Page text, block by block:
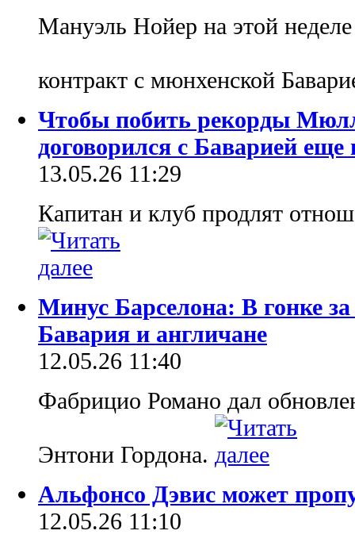
Мануэль Нойер на этой
контракт с мюнхенской
Чтобы побить рекорды
договорился с Баварией еще
13.05.26 11:29
Капитан и клуб продлят
Минус Барселона: В гонке
Бавария и англичане
12.05.26 11:40
Фабрицио Романо дал
Энтони Гордона.
Альфонсо Дэвис может
12.05.26 11:10